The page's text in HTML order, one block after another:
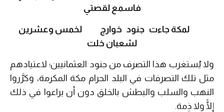
فاسمع لقصتي
لمكة جاءت جنود خوارج لخمس وعشرين
لشعبان خلت
ولا يُستغرب هذا التصرف من جنود العثمانيين؛ لاعتيادهم
مثل تلك التصرفات في البلد الحرام مكة المكرمة، وكرَّروا
النهب والسلب والبطش بالخلق دون أن يراعوا في ذلك
إلًّا ولا ذِمة.